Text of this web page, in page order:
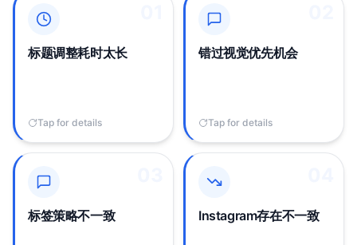
标题调整耗时太长
Tap for details
01
将其他平台的标题改写为
适合Instagram风格、标签
策略和最佳字符长度，消
耗了本可用于创作的数小
Tap to flip back
错过视觉优先机会
Tap for details
02
来自X或Facebook的内容
需要针对Instagram的动态
和Story格式进行视觉调
整，但为每个平台手动编
Tap to flip back
标签策略不一致
03
每个平台需要不同的标签
Instagram标签导致表现不
Instagram存在不一致
04
全跳过，损害算法可见性
和粉丝增长。